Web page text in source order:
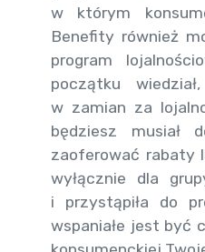
w którym
Benefity również
program
początku
w zamian za
będziesz musiał
zaoferować rabaty
wyłącznie dla
i przystąpiła do
wspaniałe jest być